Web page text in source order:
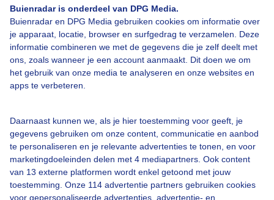
Buienradar is onderdeel van DPG Media.
Buienradar en DPG Media gebruiken cookies om informatie over
je apparaat, locatie, browser en surfgedrag te verzamelen. Deze
informatie combineren we met de gegevens die je zelf deelt met
ons, zoals wanneer je een account aanmaakt. Dit doen we om
het gebruik van onze media te analyseren en onze websites en
apps te verbeteren.
Daarnaast kunnen we, als je hier toestemming voor geeft, je
gegevens gebruiken om onze content, communicatie en aanbod
te personaliseren en je relevante advertenties te tonen, en voor
marketingdoeleinden delen met 4 mediapartners. Ook content
van 13 externe platformen wordt enkel getoond met jouw
toestemming. Onze 114 advertentie partners gebruiken cookies
voor gepersonaliseerde advertenties, advertentie- en
Bekijk slideshow